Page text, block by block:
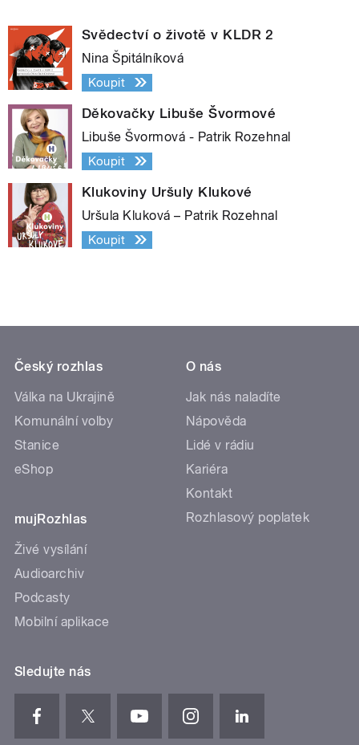
Svědectví o životě v KLDR 2
Nina Špitálníková
Koupit
Děkovačky Libuše Švormové
Libuše Švormová - Patrik Rozehnal
Koupit
Klukoviny Uršuly Klukové
Uršula Kluková – Patrik Rozehnal
Koupit
Český rozhlas
Válka na Ukrajině
Komunální volby
Stanice
eShop
mujRozhlas
Živé vysílání
Audioarchiv
Podcasty
Mobilní aplikace
O nás
Jak nás naladíte
Nápověda
Lidé v rádiu
Kariéra
Kontakt
Rozhlasový poplatek
Sledujte nás